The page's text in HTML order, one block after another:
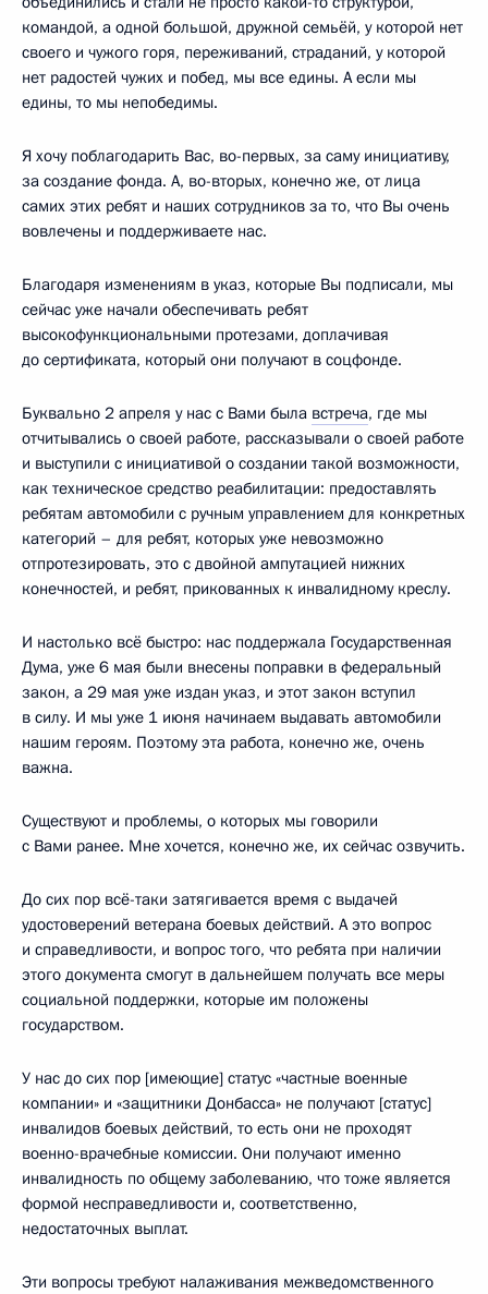
командой, а одной большой, дружной семьёй, у которой нет
своего и чужого горя, переживаний, страданий, у которой
нет радостей чужих и побед, мы все едины. А если мы
едины, то мы непобедимы.
Я хочу поблагодарить Вас, во-первых, за саму инициативу,
за создание фонда. А, во-вторых, конечно же, от лица
самих этих ребят и наших сотрудников за то, что Вы очень
вовлечены и поддерживаете нас.
Благодаря изменениям в указ, которые Вы подписали, мы
сейчас уже начали обеспечивать ребят
высокофункциональными протезами, доплачивая
до сертификата, который они получают в соцфонде.
Буквально 2 апреля у нас с Вами была встреча, где мы
отчитывались о своей работе, рассказывали о своей работе
и выступили с инициативой о создании такой возможности,
как техническое средство реабилитации: предоставлять
ребятам автомобили с ручным управлением для конкретных
категорий – для ребят, которых уже невозможно
отпротезировать, это с двойной ампутацией нижних
конечностей, и ребят, прикованных к инвалидному креслу.
И настолько всё быстро: нас поддержала Государственная
Дума, уже 6 мая были внесены поправки в федеральный
закон, а 29 мая уже издан указ, и этот закон вступил
в силу. И мы уже 1 июня начинаем выдавать автомобили
нашим героям. Поэтому эта работа, конечно же, очень
важна.
Существуют и проблемы, о которых мы говорили
с Вами ранее. Мне хочется, конечно же, их сейчас озвучить.
До сих пор всё-таки затягивается время с выдачей
удостоверений ветерана боевых действий. А это вопрос
и справедливости, и вопрос того, что ребята при наличии
этого документа смогут в дальнейшем получать все меры
социальной поддержки, которые им положены
государством.
У нас до сих пор [имеющие] статус «частные военные
компании» и «защитники Донбасса» не получают [статус]
инвалидов боевых действий, то есть они не проходят
военно-врачебные комиссии. Они получают именно
инвалидность по общему заболеванию, что тоже является
формой несправедливости и, соответственно,
недостаточных выплат.
Эти вопросы требуют налаживания межведомственного